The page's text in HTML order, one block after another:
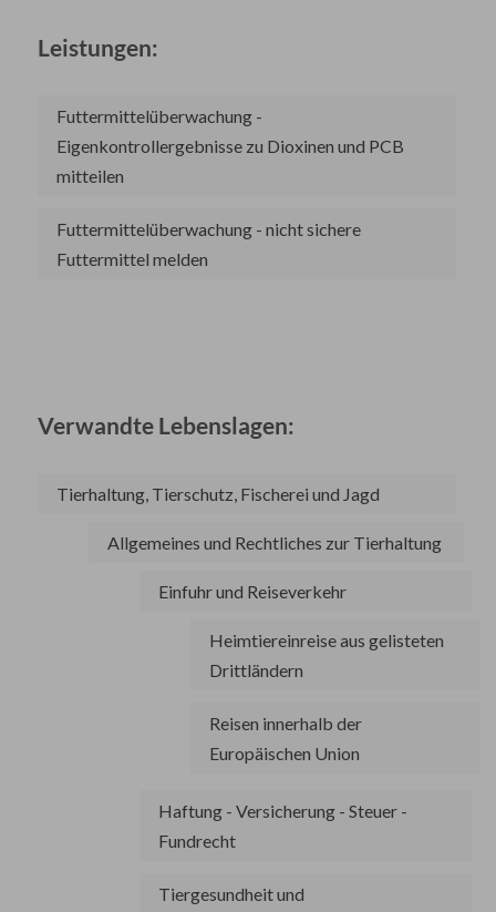
Leistungen:
Futtermittelüberwachung -
Eigenkontrollergebnisse zu Dioxinen und PCB
mitteilen
Futtermittelüberwachung - nicht sichere
Futtermittel melden
Verwandte Lebenslagen:
Tierhaltung, Tierschutz, Fischerei und Jagd
Allgemeines und Rechtliches zur Tierhaltung
Einfuhr und Reiseverkehr
Heimtiereinreise aus gelisteten
Drittländern
Reisen innerhalb der
Europäischen Union
Haftung - Versicherung - Steuer -
Fundrecht
Tiergesundheit und